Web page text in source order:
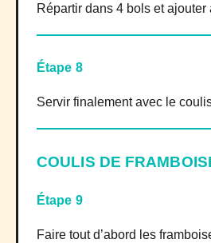
Répartir dans 4 bols et ajouter
Étape 8
Servir finalement avec le
COULIS DE
Étape 9
Faire tout d’abord les